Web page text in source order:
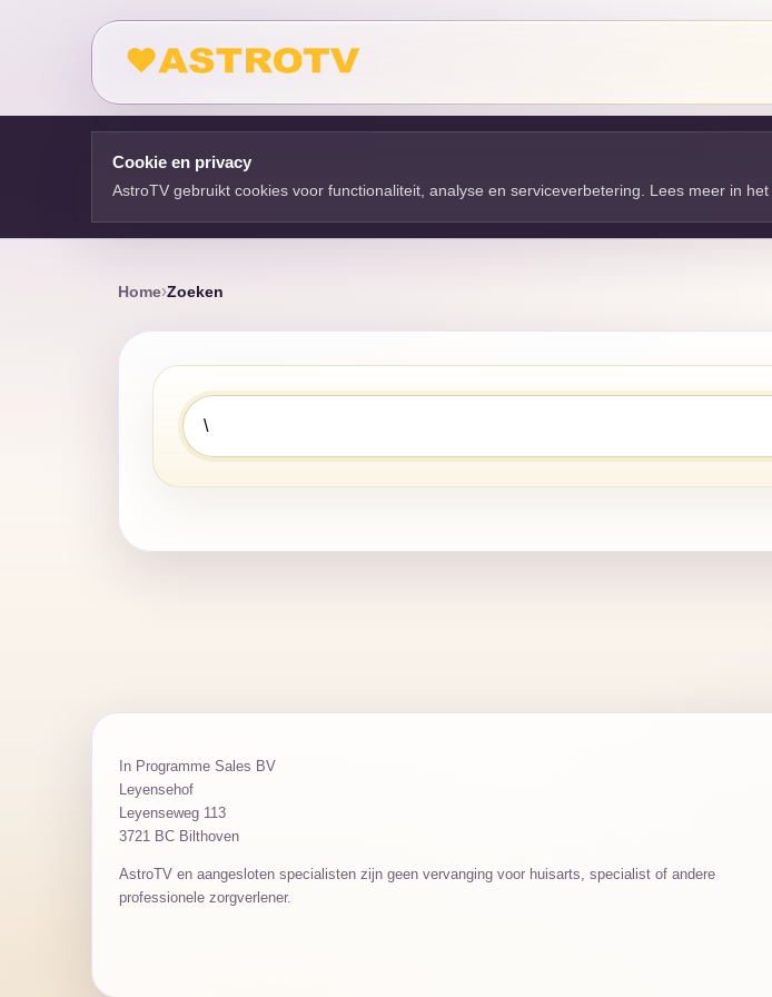
Cookie en privacy
AstroTV gebruikt cookies voor functionaliteit, analyse en serviceverbetering. Lees meer in het
Home Zoeken
In Programme Sales BV
Leyensehof
Leyenseweg 113
3721 BC Bilthoven
AstroTV en aangesloten specialisten zijn geen vervanging voor huisarts, specialist of andere
professionele zorgverlener.